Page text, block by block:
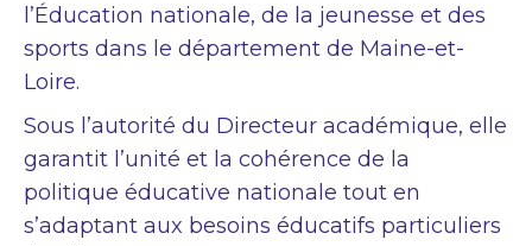
l’Éducation nationale, de la jeunesse et des
sports dans le département de Maine-et-
Loire.
Sous l’autorité du Directeur académique, elle
garantit l’unité et la cohérence de la
politique éducative nationale tout en
s’adaptant aux besoins éducatifs particuliers